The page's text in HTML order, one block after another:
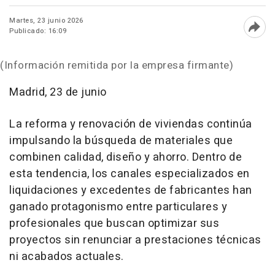
Martes, 23 junio 2026
Publicado: 16:09
(Información remitida por la empresa firmante)
Madrid, 23 de junio
La reforma y renovación de viviendas continúa
impulsando la búsqueda de materiales que
combinen calidad, diseño y ahorro. Dentro de
esta tendencia, los canales especializados en
liquidaciones y excedentes de fabricantes han
ganado protagonismo entre particulares y
profesionales que buscan optimizar sus
proyectos sin renunciar a prestaciones técnicas
ni acabados actuales.